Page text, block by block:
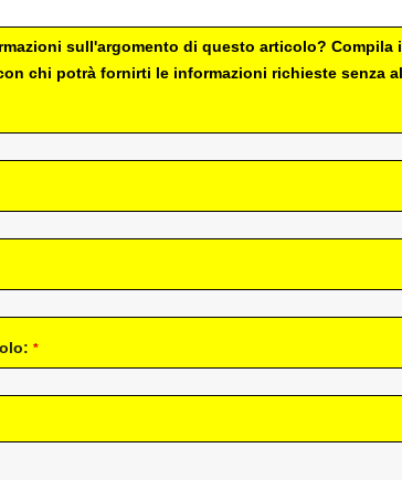
sull'argomento di questo articolo?
chi potrà fornirti le informazioni richieste senza
*